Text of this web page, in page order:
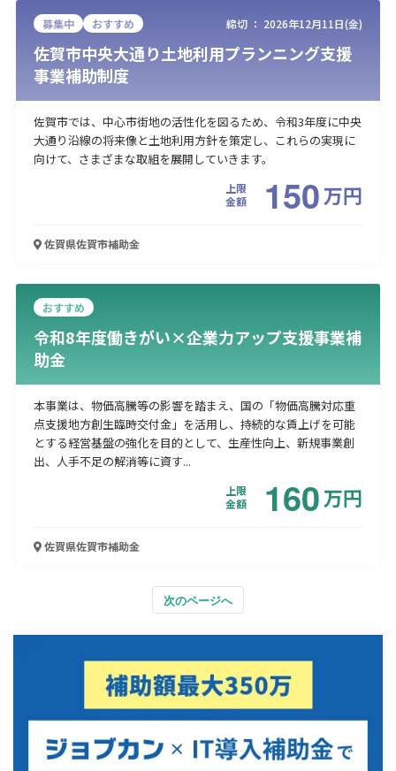
募集中 おすすめ 締切 ： 2026年12月11日(金)
佐賀市中央大通り土地利用プランニング支援
事業補助制度
佐賀市では、中心市街地の活性化を図るため、令和3年度に中央
大通り沿線の将来像と土地利用方針を策定し、これらの実現に
向けて、さまざまな取組を展開していきます。
上限
金額
150万円
佐賀県佐賀市補助金
おすすめ
令和8年度働きがい×企業力アップ支援事業補
助金
本事業は、物価高騰等の影響を踏まえ、国の「物価高騰対応重
点支援地方創生臨時交付金」を活用し、持続的な賃上げを可能
とする経営基盤の強化を目的として、生産性向上、新規事業創
出、人手不足の解消等に資す...
上限
金額
160万円
佐賀県佐賀市補助金
次のページへ